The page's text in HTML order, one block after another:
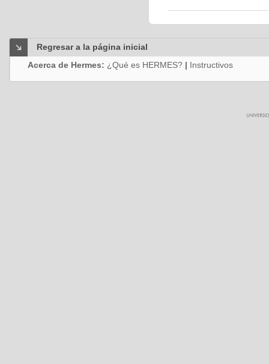
Regresar a la página inicial
Acerca de Hermes: ¿Qué es HERMES? | Instructivos